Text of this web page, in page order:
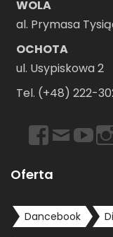
WOLA
al. Prymasa
OCHOTA
ul. Usypiskowa 2
Tel. (+48) 222-
https://Email
Oferta
Dancebook